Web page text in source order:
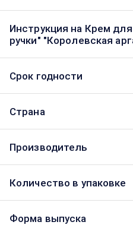
Инструкция на Крем
ручки" "Королевская
Срок годности
Страна
Производитель
Количество в упаковке
Форма выпуска